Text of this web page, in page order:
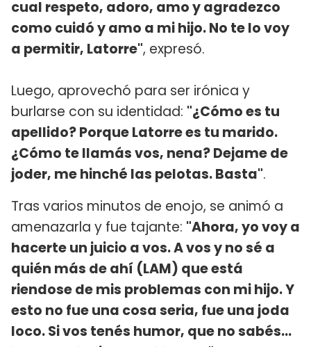
cual respeto, adoro, amo y agradezco
como cuidó y amo a mi hijo. No te lo voy
a permitir, Latorre", expresó.
Luego, aprovechó para ser irónica y
burlarse con su identidad: "¿Cómo es tu
apellido? Porque Latorre es tu marido.
¿Cómo te llamás vos, nena? Dejame de
joder, me hinché las pelotas. Basta".
Tras varios minutos de enojo, se animó a
amenazarla y fue tajante: "Ahora, yo voy a
hacerte un juicio a vos. A vos y no sé a
quién más de ahí (LAM) que está
riendose de mis problemas con mi hijo. Y
esto no fue una cosa seria, fue una joda
loco. Si vos tenés humor, que no sabés...